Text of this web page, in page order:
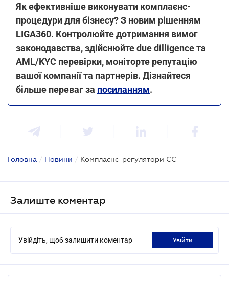
Як ефективніше виконувати комплаєнс-
процедури для бізнесу? З новим рішенням
LIGA360. Контролюйте дотримання вимог
законодавства, здійснюйте due dilligence та
AML/KYC перевірки, моніторте репутацію
вашої компанії та партнерів. Дізнайтеся
більше переваг за посиланням.
Головна / Новини / Комплаєнс-регулятори ЄС
Залиште коментар
Увійдіть, щоб залишити коментар увійти